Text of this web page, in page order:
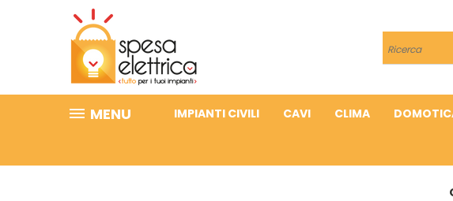
Cerca
MENU IMPIANTI CIVILI CAVI CLIMA